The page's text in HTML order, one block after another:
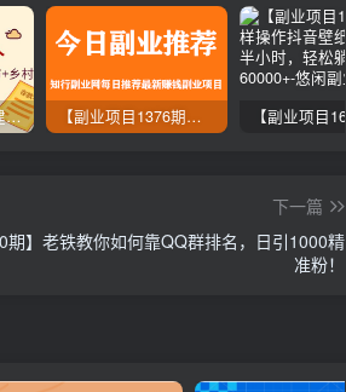
【虚拟资源网站搭建服务】加盟本站系统，做一个和本站一样的独立网站，躺赚的项目 【副业项目1376期】龟课最新闲鱼项目玩法实战教程_全新升级月收益几千到几万
下一篇
期】老铁教你如何靠QQ群排名，日引1000精
准粉！